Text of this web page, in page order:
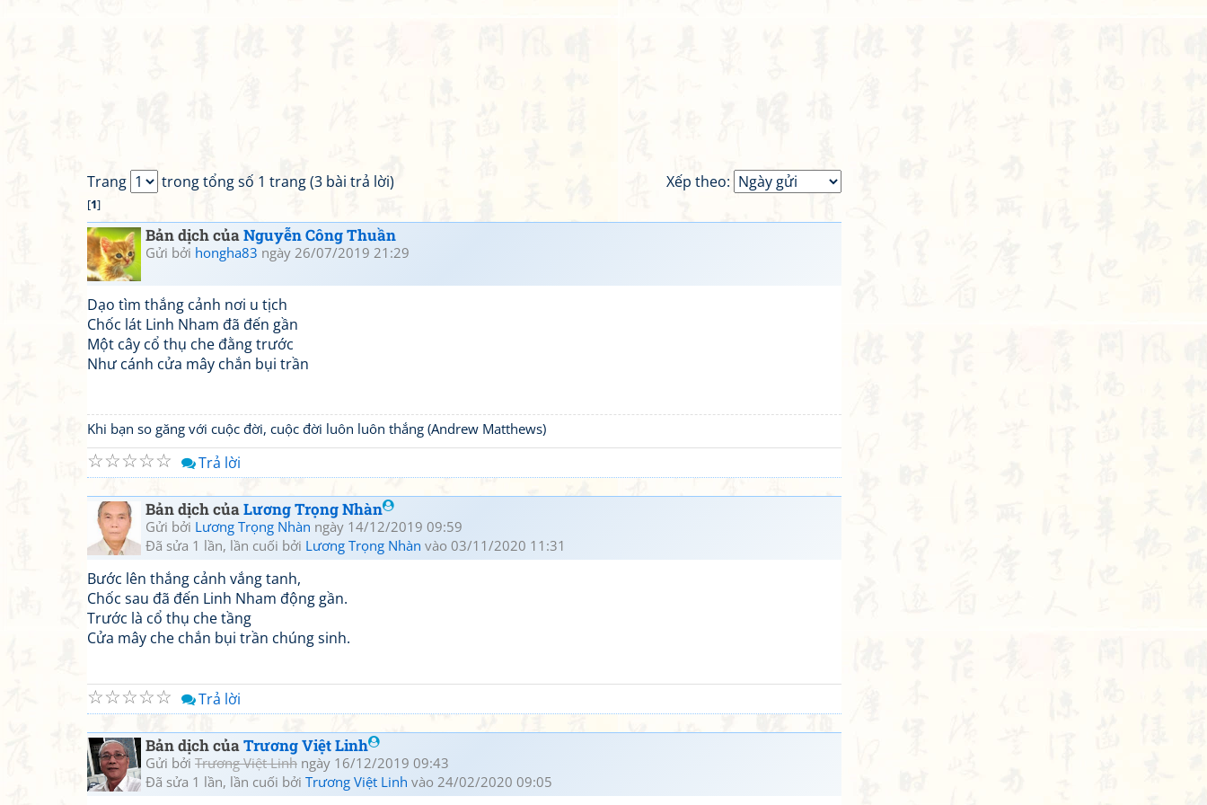
Xếp theo:
Trang trong tổng số 1 trang (3 bài trả lời)
[1]
Bản dịch củaNguyễn Công Thuần
Gửi bởi hongha83 ngày 26/07/2019 21:29
Dạo tìm thắng cảnh nơi u tịch
Chốc lát Linh Nham đã đến gần
Một cây cổ thụ che đằng trước
Như cánh cửa mây chắn bụi trần
Khi bạn so găng với cuộc đời, cuộc đời luôn luôn thắng (Andrew Matthews)
☆
☆
☆
☆
☆ Trả lời
Bản dịch củaLương Trọng Nhàn
Gửi bởi Lương Trọng Nhàn ngày 14/12/2019 09:59
Đã sửa 1 lần, lần cuối bởi Lương Trọng Nhàn vào 03/11/2020 11:31
Bước lên thắng cảnh vắng tanh,
Chốc sau đã đến Linh Nham động gần.
Trước là cổ thụ che tầng
Cửa mây che chắn bụi trần chúng sinh.
☆
☆
☆
☆
☆ Trả lời
Bản dịch củaTrương Việt Linh
Gửi bởi Trương Việt Linh ngày 16/12/2019 09:43
Đã sửa 1 lần, lần cuối bởi Trương Việt Linh vào 24/02/2020 09:05